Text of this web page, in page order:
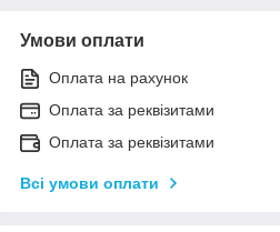
Умови оплати
Оплата на рахунок
Оплата за реквізитами
Оплата за реквізитами
Всі умови оплати